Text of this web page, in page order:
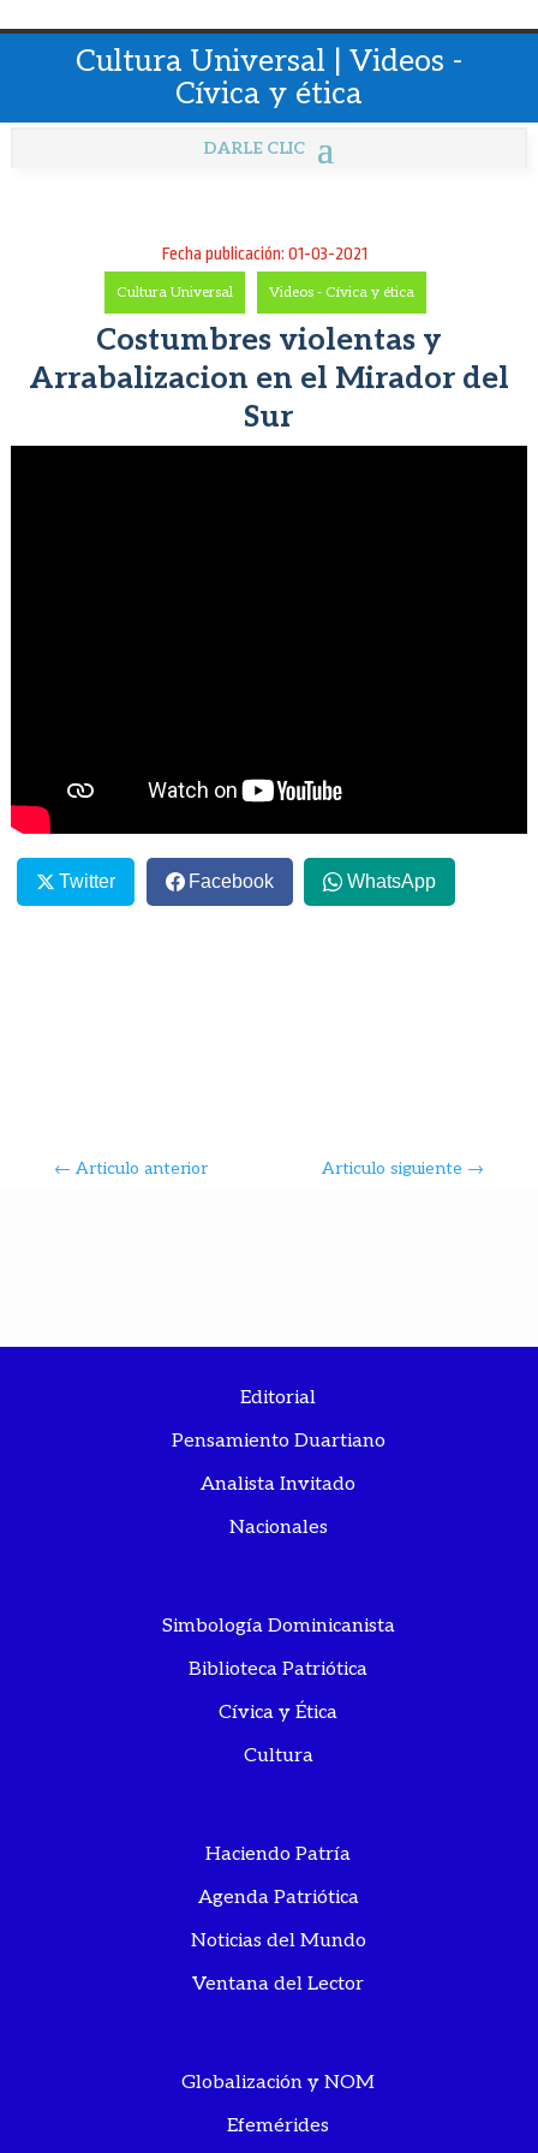
Cultura Universal | Videos -
Cívica y ética
Fecha publicación: 01-03-2021
Cultura Universal Videos - Cívica y ética
Costumbres violentas y
Arrabalizacion en el Mirador del
Sur
Twitter Facebook WhatsApp
← Articulo anterior Articulo siguiente →
Editorial
Pensamiento Duartiano
Analista Invitado
Nacionales
Simbología Dominicanista
Biblioteca Patriótica
Cívica y Ética
Cultura
Haciendo Patría
Agenda Patriótica
Noticias del Mundo
Ventana del Lector
Globalización y NOM
Efemérides